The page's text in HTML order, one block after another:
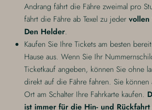
Andrang fährt die Fähre zweimal pro
fährt die Fähre ab Texel zu jedervollen
Den Helder.
Kaufen Sie Ihre Tickets am besten
Hause aus. Wenn Sie Ihr
Ticketkauf angeben, können Sie ohne
direkt auf die Fähre fahren. Sie
Ort am Schalter Ihre Fahrkarte kaufen.
ist immer für die Hin- und